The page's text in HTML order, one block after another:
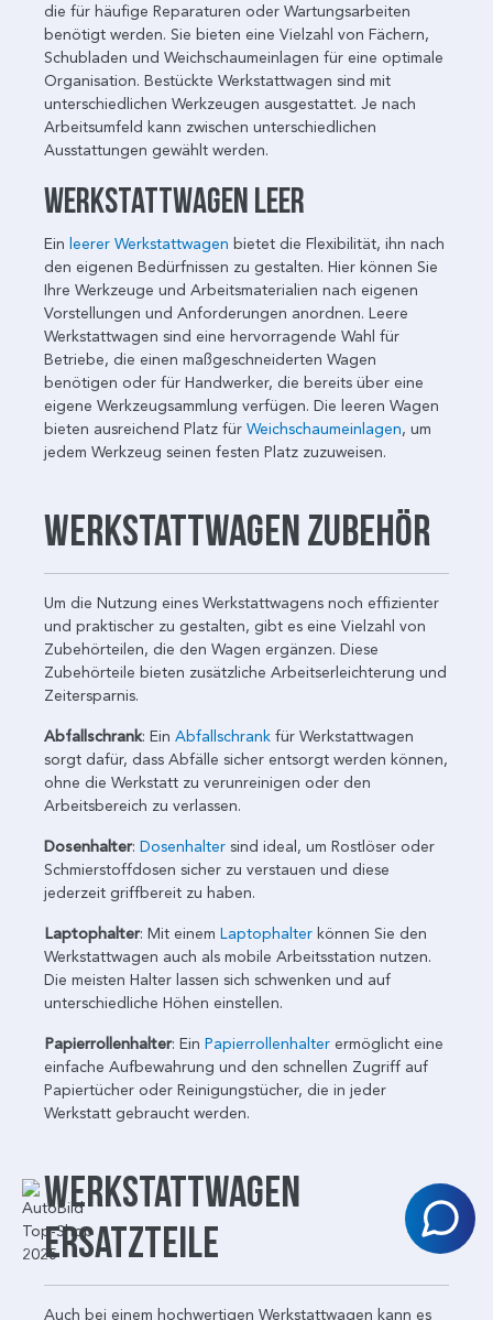
die für häufige Reparaturen oder Wartungsarbeiten
benötigt werden. Sie bieten eine Vielzahl von Fächern,
Schubladen und Weichschaumeinlagen für eine optimale
Organisation. Bestückte Werkstattwagen sind mit
unterschiedlichen Werkzeugen ausgestattet. Je nach
Arbeitsumfeld kann zwischen unterschiedlichen
Ausstattungen gewählt werden.
Werkstattwagen leer
Ein leerer Werkstattwagen bietet die Flexibilität, ihn nach
den eigenen Bedürfnissen zu gestalten. Hier können Sie
Ihre Werkzeuge und Arbeitsmaterialien nach eigenen
Vorstellungen und Anforderungen anordnen. Leere
Werkstattwagen sind eine hervorragende Wahl für
Betriebe, die einen maßgeschneiderten Wagen
benötigen oder für Handwerker, die bereits über eine
eigene Werkzeugsammlung verfügen. Die leeren Wagen
bieten ausreichend Platz für Weichschaumeinlagen, um
jedem Werkzeug seinen festen Platz zuzuweisen.
Werkstattwagen Zubehör
Um die Nutzung eines Werkstattwagens noch effizienter
und praktischer zu gestalten, gibt es eine Vielzahl von
Zubehörteilen, die den Wagen ergänzen. Diese
Zubehörteile bieten zusätzliche Arbeitserleichterung und
Zeitersparnis.
Abfallschrank: Ein Abfallschrank für Werkstattwagen
sorgt dafür, dass Abfälle sicher entsorgt werden können,
ohne die Werkstatt zu verunreinigen oder den
Arbeitsbereich zu verlassen.
Dosenhalter: Dosenhalter sind ideal, um Rostlöser oder
Schmierstoffdosen sicher zu verstauen und diese
jederzeit griffbereit zu haben.
Laptophalter: Mit einem Laptophalter können Sie den
Werkstattwagen auch als mobile Arbeitsstation nutzen.
Die meisten Halter lassen sich schwenken und auf
unterschiedliche Höhen einstellen.
Papierrollenhalter: Ein Papierrollenhalter ermöglicht eine
einfache Aufbewahrung und den schnellen Zugriff auf
Papiertücher oder Reinigungstücher, die in jeder
Werkstatt gebraucht werden.
Werkstattwagen
Ersatzteile
Auch bei einem hochwertigen Werkstattwagen kann es